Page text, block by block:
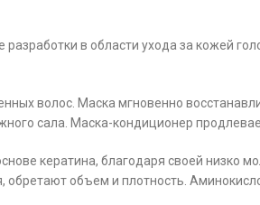
в области ухода за кожей
волос. Маска мгновенно
сала. Маска-кондиционер
кератина, благодаря своей низко
объем и плотность.